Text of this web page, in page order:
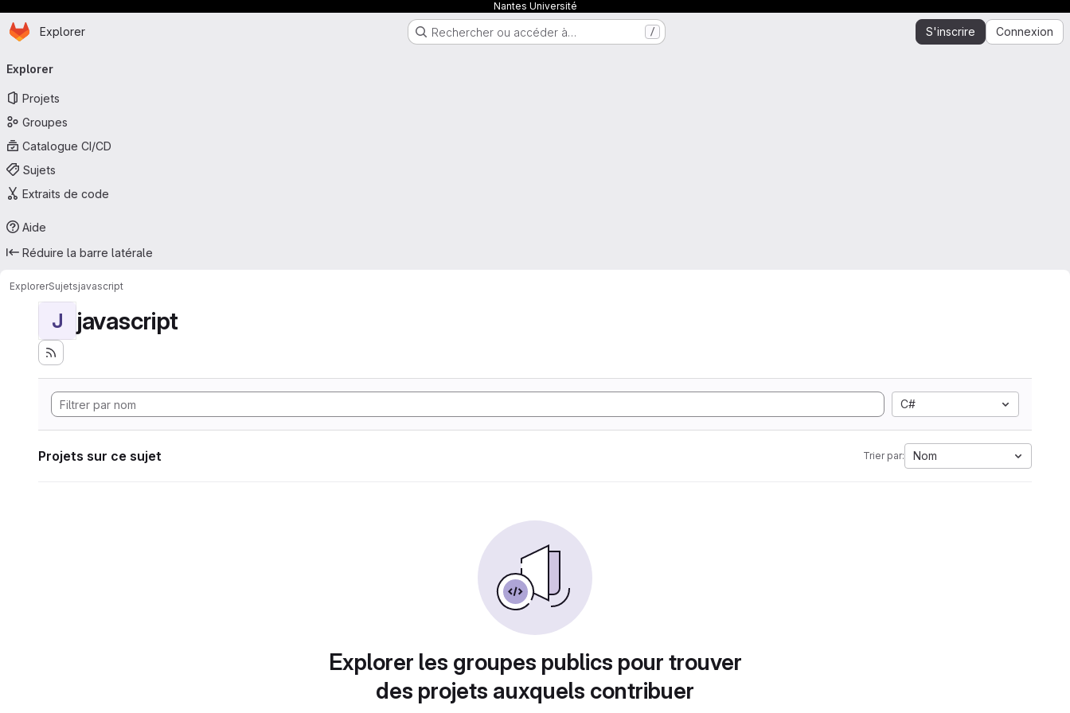
Nantes Université
Passer au contenu principal
Page d'accueil
Explorer Rechercher ou accéder à… / S'inscrire Connexion
principale
Explorer
Projets
Groupes
Catalogue CI/CD
Sujets
Extraits de code
Aide
Réduire la barre latérale
ExplorerSujetsjavascript
J javascript
C#
Projets sur ce sujet Trier par: Nom
Explorer les groupes publics pour trouver
des projets auxquels contribuer